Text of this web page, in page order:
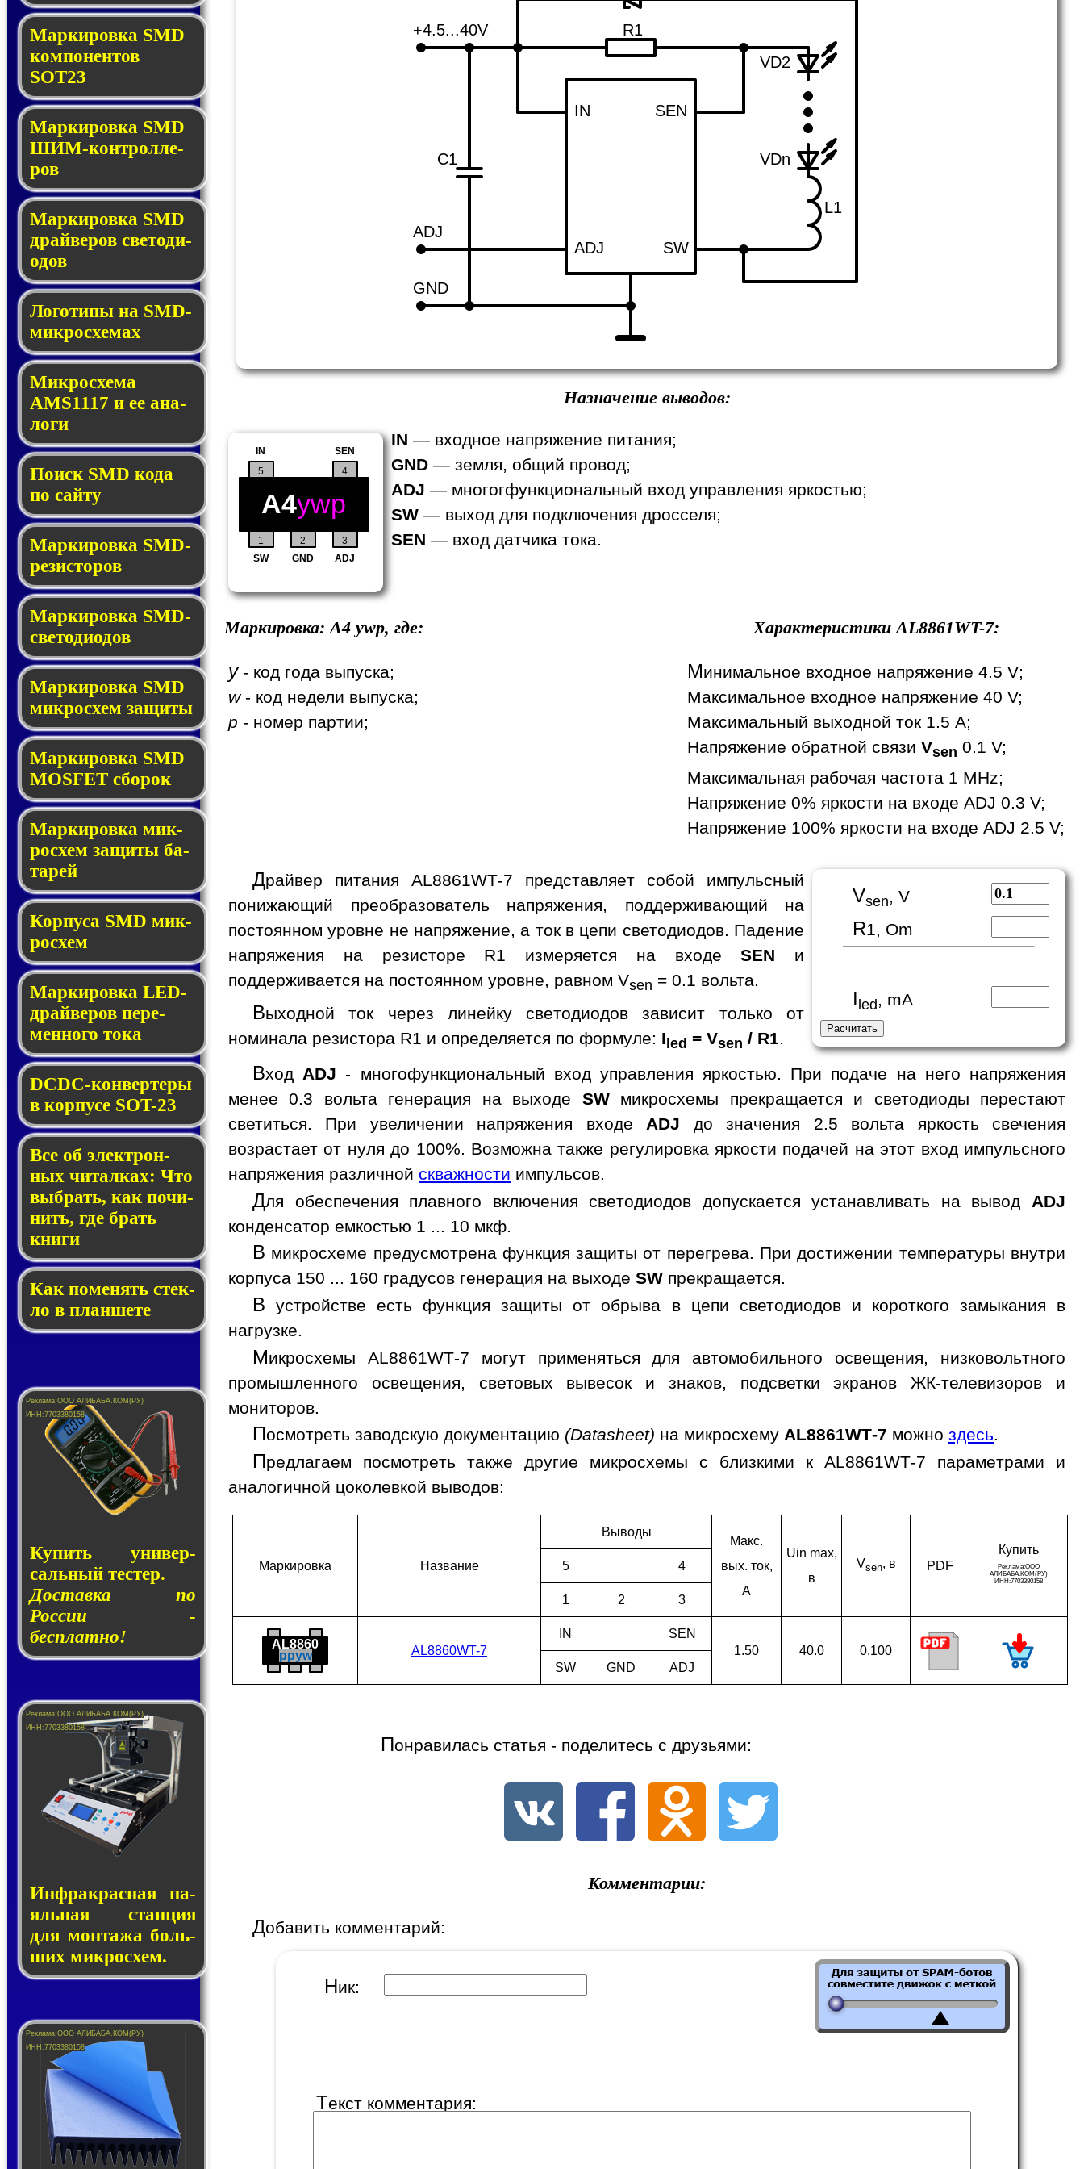
Маркировка SMD
ком­по­нен­тов
SOT23
Маркировка SMD
ШИМ-кон­трол­ле­
ров
Маркировка SMD
драй­ве­ров све­то­ди­
о­дов
Логотипы на SMD-
мик­ро­схе­мах
Микросхема
AMS1117 и ее ана­
ло­ги
Поиск SMD ко­да
по сай­ту
Маркировка SMD-
ре­зис­то­ров
Маркировка SMD-
све­то­дио­дов
Мар­ки­ров­ка SMD
мик­рос­хем защиты
Мар­ки­ров­ка SMD
MOSFET сбо­рок
Мар­ки­ров­ка мик­
ро­схем за­щи­ты ба­
та­рей
Корпуса SMD мик­
ро­схем
Маркировка LED-
драй­ве­ров пе­ре­
мен­но­го то­ка
DCDC-кон­вер­те­ры
в кор­пу­се SOT-23
Все об элек­трон­
ных чи­тал­ках: Что
выб­рать, как по­чи­
нить, где брать
кни­ги
Как по­ме­нять стек­
ло в планшете
Купить уни­вер­
саль­ный тес­тер.
Доставка по
России -
бесплатно!
Инфракрасная па­
яль­ная стан­ция
для мон­та­жа боль­
ших ми­кро­схем.
+4.5...40V
GND
ADJ
C1
R1
L1
VD2
VDn
IN
ADJ SW
SEN
Назначение выводов:
1 2 3
4
SW GND ADJ
SEN
5
IN
A4ywp
IN — входное напряжение питания;
GND — земля, общий провод;
ADJ — многогфункциональный вход управления яркостью;
SW — выход для подключения дросселя;
SEN — вход датчика тока.
Маркировка:A4 ywp, где:
y- код года выпуска;
w- код недели выпуска;
p - номер партии;
ХарактеристикиAL8861WT-7:
Минимальное входное напряжение 4.5 V;
Максимальное входное напряжение 40 V;
Максимальный выходной ток 1.5 A;
Напряжение обратной связи Vsen 0.1 V;
Максимальная рабочая частота 1 MHz;
Напряжение 0% яркости на входе ADJ 0.3 V;
Напряжение 100% яркости на входе ADJ 2.5 V;
Vsen, V
R1, Om
I led , mA
Драйвер питания AL8861WT-7 представляет собой импульсный
понижающий преобразователь напряжения, поддерживающий на
постоянном уровне не напряжение, а ток в цепи светодиодов. Падение
напряжения на резисторе R1 измеряется на входеSEN и
поддерживается на постоянном уровне, равном Vsen = 0.1 вольта.
Выходной ток через линейку светодиодов зависит только от
номинала резистора R1 и определяется по формуле: I led = Vsen / R1.
Вход ADJ - многофункциональный вход управления яркостью. При подаче на него напряжения
менее 0.3 вольта генерация на выходе SWмикросхемы прекращается и светодиоды перестают
светиться. При увеличении напряжения входе ADJ до значения 2.5 вольта яркость свечения
возрастает от нуля до 100%. Возможна также регулировка яркости подачей на этот вход импульсного
напряжения различной скважности импульсов.
Для обеспечения плавного включения светодиодов допускается устанавливать на вывод ADJ
конденсатор емкостью 1 ... 10 мкф.
В микросхеме предусмотрена функция защиты от перегрева. При достижении температуры внутри
корпуса 150 ... 160 градусов генерация на выходе SW прекращается.
В устройстве есть функция защиты от обрыва в цепи светодиодов и короткого замыкания в
нагрузке.
Микросхемы AL8861WT-7 могут применяться для автомобильного освещения, низковольтного
промышленного освещения, световых вывесок и знаков, подсветки экранов ЖК-телевизоров и
мониторов.
Посмотреть заводскую документацию (Datasheet) на микросхему AL8861WT-7 можно здесь.
Предлагаем посмотреть также другие микросхемы с близкими к AL8861WT-7 параметрами и
аналогичной цоколевкой выводов:
Мар­ки­ров­ка Наз­ва­ние
Выводы
Макс.
вых. ток,
A
Uin max,
в
Vsen, в PDF
Ку­пить
5
4
1 2 3
AL8860
ppyw
AL8860WT-7
IN
SEN
1.50
40.0
0.100
SW
GND ADJ
Понравилась статья - поделитесь с друзьями:
Комментарии:
Добавить комментарий:
Ник:
Текст комментария: